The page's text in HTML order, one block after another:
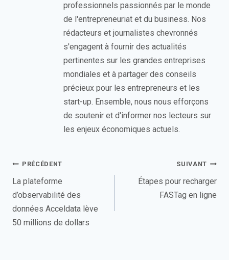
professionnels passionnés par le monde
de l'entrepreneuriat et du business. Nos
rédacteurs et journalistes chevronnés
s'engagent à fournir des actualités
pertinentes sur les grandes entreprises
mondiales et à partager des conseils
précieux pour les entrepreneurs et les
start-up. Ensemble, nous nous efforçons
de soutenir et d'informer nos lecteurs sur
les enjeux économiques actuels.
Navigation
de
l’article
PRÉCÉDENT
La plateforme
d’observabilité des
données Acceldata lève
50 millions de dollars
SUIVANT
Étapes pour recharger
FASTag en ligne